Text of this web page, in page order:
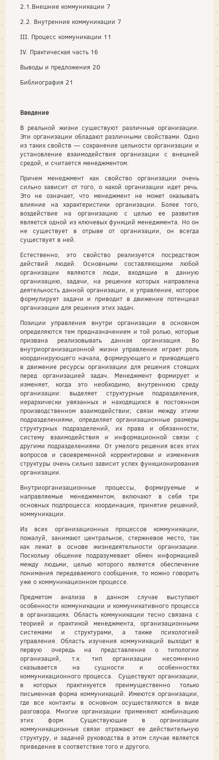
2.1.Внешние коммуникации 7
2.2. Внутренние коммуникации 7
III. Процесс коммуникации 11
IV. Практическая часть 16
Выводы и предложения 20
Библиография 21
Введение
В реальной жизни существуют различные организации.
Эти организации обладают различными свойствами. Одно
из таких свойств — сохранение цельности организации и
установление взаимодействия организации с внешней
средой, и считается менеджментом.
Причем менеджмент как свойство организации очень
сильно зависит от того, о какой организации идет речь.
Это не означает, что менеджмент не может оказывать
влияние на характеристики организации. Более того,
воздействие на организацию с целью ее развития
является одной из ключевых функций менеджмента. Но он
не существует в отрыве от организации, он всегда
существует в ней.
Естественно, это свойство реализуется посредством
действий людей. Основными составляющими любой
организации являются люди, входящие в данную
организацию, задачи, на решение которых направлена
деятельность данной организации, и управление, которое
формулирует задачи и приводит в движение потенциал
организации для решения этих задач.
Позиции управления внутри организации в основном
определяются тем предназначением и той ролью, которые
призвана реализовывать данная организация. Во
внутриорганизационной жизни управление играет роль
координирующего начала, формирующего и приводящего
в движение ресурсы организации для решения стоящих
перед организацией задач. Менеджмент формирует и
изменяет, когда это необходимо, внутреннюю среду
организации: выделяет структурные подразделения,
иерархически увязанных и находящихся в постоянном
производственном взаимодействии; связи между этими
подразделениями, определяет организационные размеры
структурных подразделений, их права и обязанности,
систему взаимодействия и информационной связи с
другими подразделениями. От умелого решения всех этих
вопросов и своевременной корректировки и изменения
структуры очень сильно зависит успех функционирования
организации.
Внутриорганизационные процессы, формируемые и
направляемые менеджментом, включают в себя три
основных подпроцесса: координация, принятие решений,
коммуникации.
Из всех организационных процессов коммуникации,
пожалуй, занимают центральное, стержневое место, так
как лежат в основе жизнедеятельности организации.
Поскольку общение подразумевает обмен информацией
между людьми, целью которого является обеспечение
понимания передаваемого сообщения, то можно говорить
уже о коммуникационном процессе.
Предметом анализа в данном случае выступают
особенности коммуникации и коммуникативного процесса
в организациях. Область коммуникации тесно связана с
теорией и практикой менеджмента, организационными
системами и структурами, а также психологией
управления. Область изучения коммуникаций выходит в
первую очередь на представление о типологии
организаций, т.к. тип организации несомненно
сказывается на сущности и особенностях
коммуникационного процесса. Существуют организации,
в которых практикуется преимущественно только
письменная форма коммуникаций. Имеются организации,
где все контакты в основном осуществляются в виде
разговора. Многие организации применяют комбинацию
этих форм. Существующие в организации
коммуникационные связи отражают ее действительную
структуру, и задачей руководства в этом случае является
приведение в соответствие того и другого.